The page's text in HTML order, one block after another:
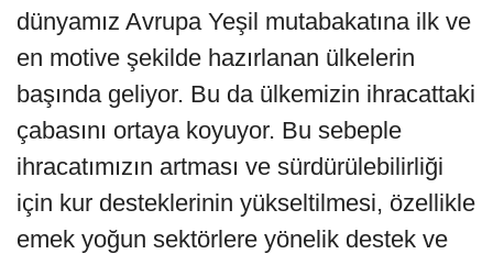
dünyamız Avrupa Yeşil mutabakatına ilk ve
en motive şekilde hazırlanan ülkelerin
başında geliyor. Bu da ülkemizin ihracattaki
çabasını ortaya koyuyor. Bu sebeple
ihracatımızın artması ve sürdürülebilirliği
için kur desteklerinin yükseltilmesi, özellikle
emek yoğun sektörlere yönelik destek ve